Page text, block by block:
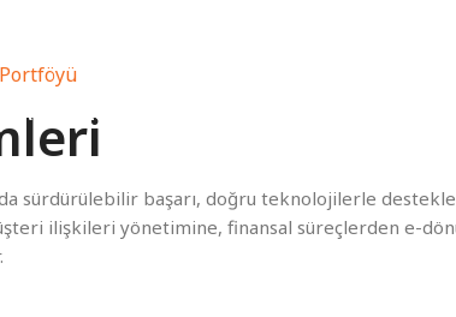
ATP Çözüm ve Hizmet Portföyü
sürdürülebilir başarı, doğru teknolojilerle
ilişkileri yönetimine, finansal süreçlerden e-